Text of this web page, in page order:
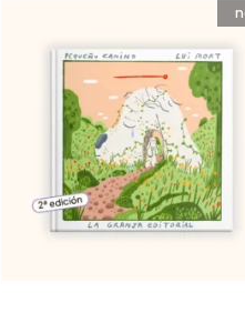
Pequeño camino – Lui
Mort
con
5.00de
5
24,90€
AÑADIR AL
CARRITO